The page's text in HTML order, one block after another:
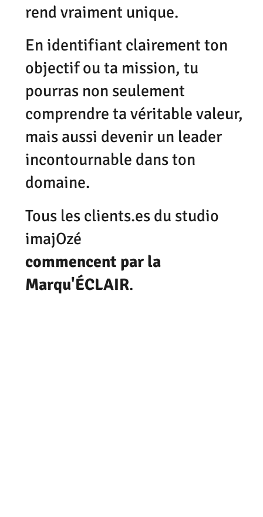
En identifiant clairement ton
objectif ou ta mission, tu
pourras non seulement
comprendre ta véritable valeur,
mais aussi devenir un leader
incontournable dans ton
domaine.
rend vraiment unique.
Tous les clients.es du studio
imajOzé
commencent par la
Marqu'ÉCLAIR.